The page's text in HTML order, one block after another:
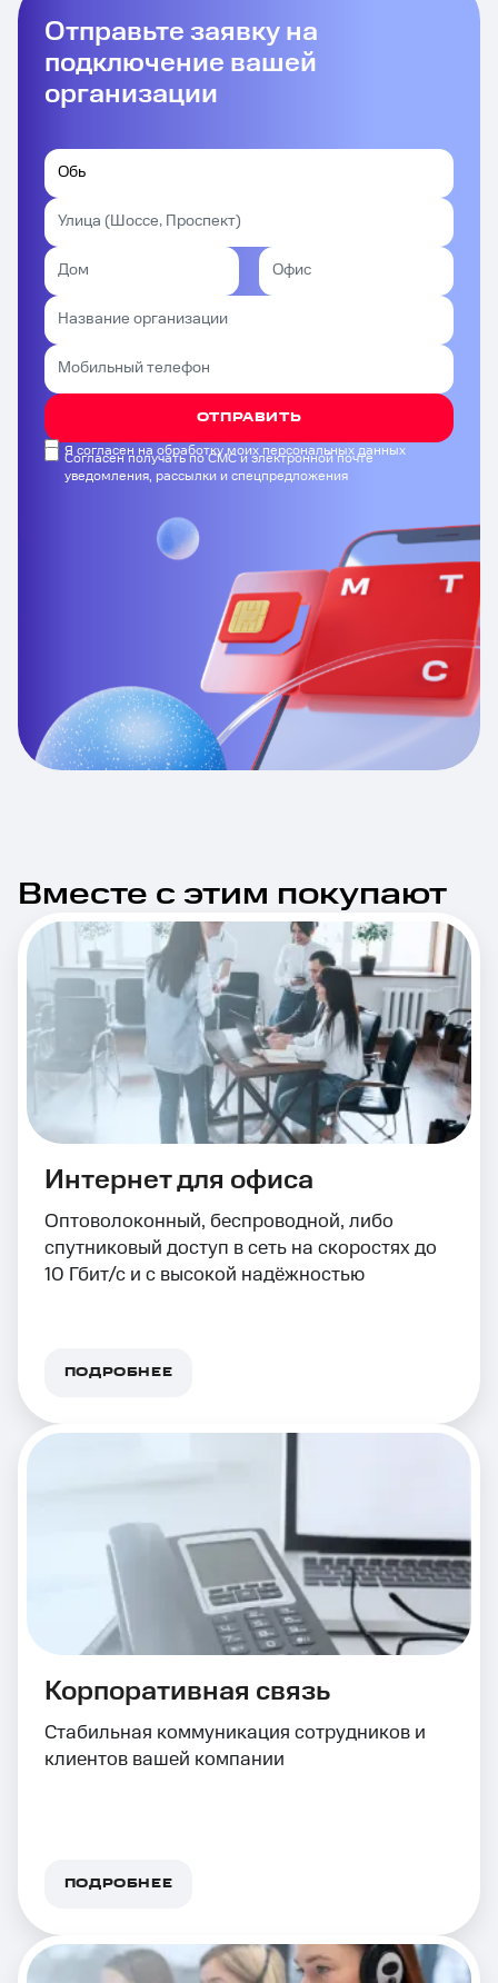
Отправьте заявку на
подключение вашей
организации
ОТПРАВИТЬ
Я согласен на обработку моих персональных данных
Согласен получать по СМС и электронной почте
уведомления, рассылки и спецпредложения
Вместе с этим покупают
Интернет для офиса
Оптоволоконный, беспроводной, либо
спутниковый доступ в сеть на скоростях до
10 Гбит/с и с высокой надёжностью
ПОДРОБНЕЕ
Корпоративная связь
Стабильная коммуникация сотрудников и
клиентов вашей компании
ПОДРОБНЕЕ